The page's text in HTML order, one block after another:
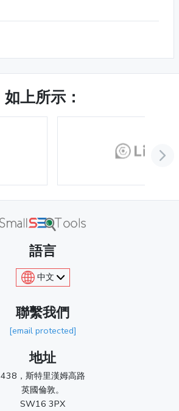
如上所示：
語言
中文
聯繫我們
[email protected]
地址
438，斯特里漢姆高路
英國倫敦。
SW16 3PX